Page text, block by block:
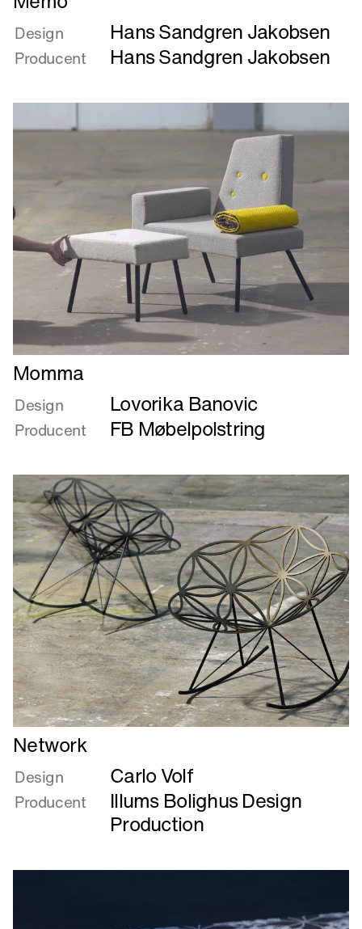
mere
om
Memo
Design Hans Sandgren Jakobsen
Producent Hans Sandgren Jakobsen
Læs
mere
om
Momma
Momma
Design Lovorika Banovic
Producent FB Møbelpolstring
Læs
mere
om
Network
Network
Design Carlo Volf
Producent
Illums Bolighus Design
Production